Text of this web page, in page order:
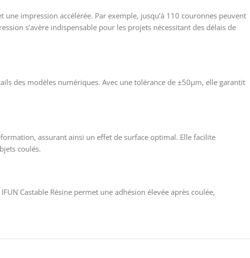
impression accélérée. Par exemple, jusqu’à 110 couronnes peuvent
s’avère indispensable pour les projets nécessitant des délais de
des modèles numériques. Avec une tolérance de ±50μm, elle garantit
assurant ainsi un effet de surface optimal. Elle facilite
coulés.
Castable Résine permet une adhésion élevée après coulée,